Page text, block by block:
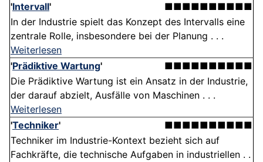
'Intervall'
■■■■■■■■■■
In der Industrie spielt das Konzept des Intervalls eine
zentrale Rolle, insbesondere bei der Planung . . .
Weiterlesen
'Prädiktive Wartung'
■■■■■■■■■■
Die Prädiktive Wartung ist ein Ansatz in der Industrie,
der darauf abzielt, Ausfälle von Maschinen . . .
Weiterlesen
'Techniker'
■■■■■■■■■■
Techniker im Industrie-Kontext bezieht sich auf
Fachkräfte, die technische Aufgaben in industriellen . .